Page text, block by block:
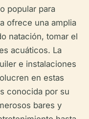
popular para
ofrece una amplia
natación, tomar el
acuáticos. La
e instalaciones
en estas
conocida por su
bares y